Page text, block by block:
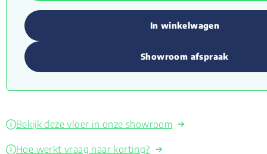
In winkelwagen
Showroom afspraak
Bekijk deze vloer in onze showroom
Hoe werkt vraag naar korting?